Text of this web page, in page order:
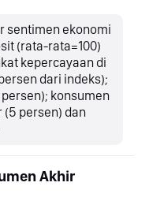
sentimen ekonomi
(rata-rata=100)
kepercayaan di
dari indeks);
konsumen
(5 persen) dan
Akhir